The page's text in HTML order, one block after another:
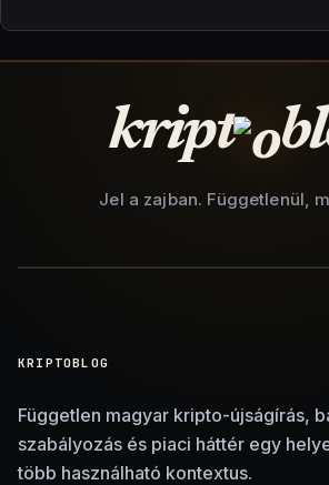
kript
Jel a zajban. Függetlenül,
KRIPTOBLOG
Független magyar kripto-újságírás,
szabályozás és piaci háttér egy
több használható kontextus.